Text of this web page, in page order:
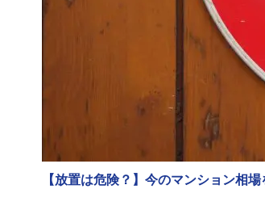
【放置は危険？】今のマンション相